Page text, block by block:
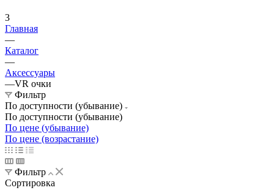
3
Главная
—
Каталог
—
Аксессуары
—VR очки
Фильтр
По доступности (убывание)
По доступности (убывание)
По цене (убывание)
По цене (возрастание)
Фильтр
Сортировка